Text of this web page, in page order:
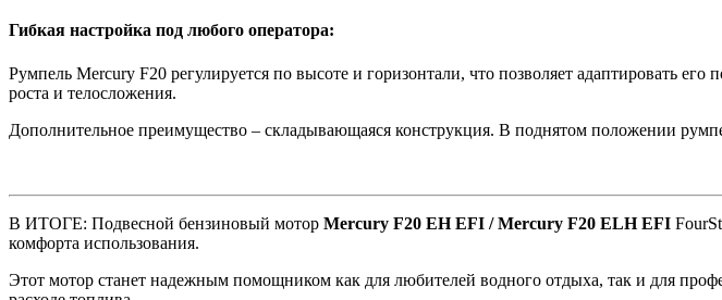
Гибкая настройка под любого оператора:
Румпель Mercury F20 регулируется по высоте и горизонтали, что позволяет адаптировать
роста и телосложения.
Дополнительное преимущество – складывающаяся конструкция. В поднятом положении
В ИТОГЕ: Подвесной бензиновый мотор Mercury F20 EH EFI / Mercury F20 ELH EFI
комфорта использования.
Этот мотор станет надежным помощником как для любителей водного отдыха, так и для